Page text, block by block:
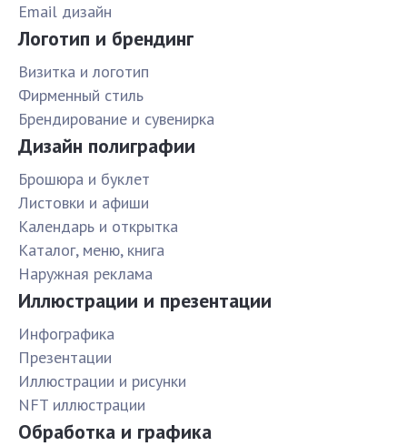
Email дизайн
Логотип и брендинг
Визитка и логотип
Фирменный стиль
Брендирование и сувенирка
Дизайн полиграфии
Брошюра и буклет
Листовки и афиши
Календарь и открытка
Каталог, меню, книга
Наружная реклама
Иллюстрации и презентации
Инфографика
Презентации
Иллюстрации и рисунки
NFT иллюстрации
Обработка и графика